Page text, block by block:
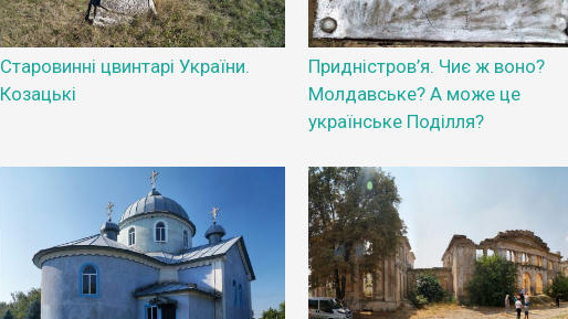
Старовинні цвинтарі України.
Козацькі
Придністров’я. Чиє ж воно?
Молдавське? А може це
українське Поділля?